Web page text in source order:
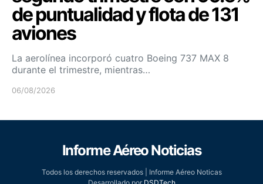
de puntualidad y flota de 131
aviones
La aerolínea incorporó cuatro Boeing 737 MAX 8
durante el trimestre, mientras…
06/08/2026
Informe Aéreo Noticias
Todos los derechos reservados | Informe Aéreo Noticas